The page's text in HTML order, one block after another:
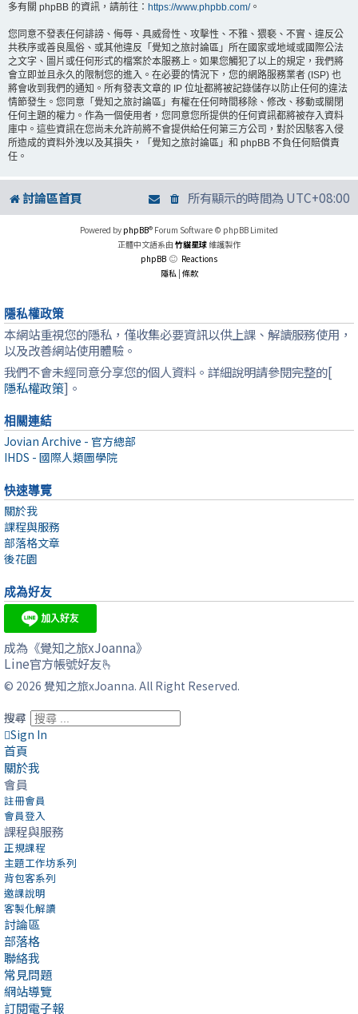
多有關 phpBB 的資訊，請前往： https://www.phpbb.com/。
您同意不發表任何誹謗、侮辱、具威脅性、攻擊性、不雅、猥褻、不實、違反公
共秩序或善良風俗、或其他違反「覺知之旅討論區」所在國家或地域或國際公法
之文字、圖片或任何形式的檔案於本服務上。如果您觸犯了以上的規定，我們將
會立即並且永久的限制您的進入。在必要的情況下，您的網路服務業者 (ISP) 也
將會收到我們的通知。所有發表文章的 IP 位址都將被記錄儲存以防止任何的違法
情節發生。您同意「覺知之旅討論區」有權在任何時間移除、修改、移動或關閉
任何主題的權力。作為一個使用者，您同意您所提供的任何資訊都將被存入資料
庫中。這些資訊在您尚未允許前將不會提供給任何第三方公司，對於因駭客入侵
所造成的資料外洩以及其損失，「覺知之旅討論區」和 phpBB 不負任何賠償責
任。
討論區首頁 所有顯示的時間為UTC+08:00
Powered by phpBB® Forum Software © phpBB Limited
正體中文語系由 竹貓星球 維護製作
phpBB
Reactions
隱私 | 條款
隱私權政策
本網站重視您的隱私，僅收集必要資訊以供上課、解讀服務使用，
以及改善網站使用體驗。
我們不會未經同意分享您的個人資料。詳細說明請參閱完整的[
隱私權政策]。
相關連結
Jovian Archive - 官方總部
IHDS - 國際人類圖學院
快速導覽
關於我
課程與服務
部落格文章
後花園
成為好友
成為《覺知之旅xJoanna》
Line官方帳號好友🫰
© 2026 覺知之旅xJoanna. All Right Reserved.
搜尋
Sign In
首頁
關於我
會員
註冊會員
會員登入
課程與服務
正規課程
主題工作坊系列
背包客系列
邀課說明
客製化解讀
討論區
部落格
聯絡我
常見問題
網站導覽
訂閱電子報